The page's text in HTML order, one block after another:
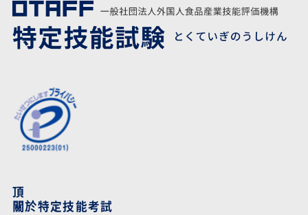
頂
關於特定技能考試